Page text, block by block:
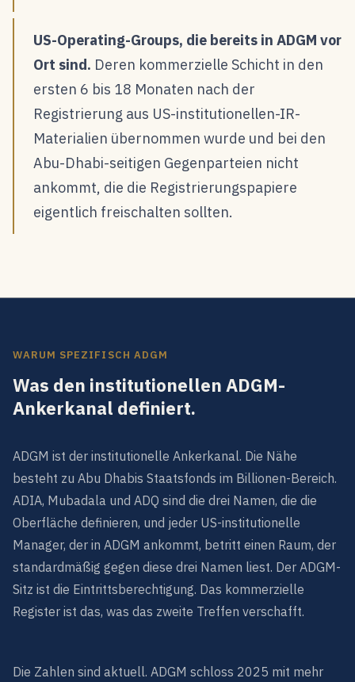
US-Operating-Groups, die bereits in ADGM vor
Ort sind. Deren kommerzielle Schicht in den
ersten 6 bis 18 Monaten nach der
Registrierung aus US-institutionellen-IR-
Materialien übernommen wurde und bei den
Abu-Dhabi-seitigen Gegenparteien nicht
ankommt, die die Registrierungspapiere
eigentlich freischalten sollten.
WARUM SPEZIFISCH ADGM
Was den institutionellen ADGM-
Ankerkanal definiert.
ADGM ist der institutionelle Ankerkanal. Die Nähe
besteht zu Abu Dhabis Staatsfonds im Billionen-Bereich.
ADIA, Mubadala und ADQ sind die drei Namen, die die
Oberfläche definieren, und jeder US-institutionelle
Manager, der in ADGM ankommt, betritt einen Raum, der
standardmäßig gegen diese drei Namen liest. Der ADGM-
Sitz ist die Eintrittsberechtigung. Das kommerzielle
Register ist das, was das zweite Treffen verschafft.
Die Zahlen sind aktuell. ADGM schloss 2025 mit mehr